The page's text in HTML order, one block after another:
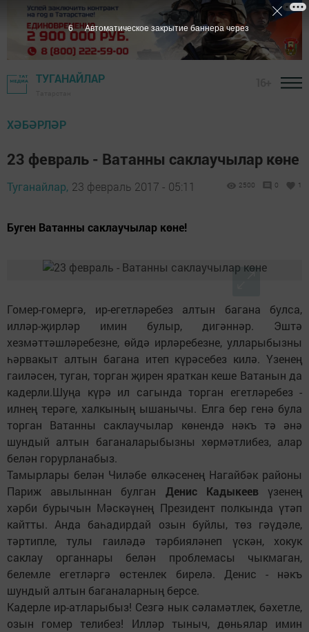
ТУГАНАЙЛАР
ХӘБӘРЛӘР
23 февраль - Ватанны саклаучылар көне
Туганайлар, 23 февраль 2017 - 05:11 2500 0 1
Буген Ватанны саклаучылар көне!
Гомер-гомергә, ир-егетләребез алтын багана булса,
илләр-җирләр имин булыр, дигәннәр. Эштә
хезмәттәшләребезне, өйдә ирләребезне, улларыбызны
һәрвакыт алтын багана итеп күрәсебез килә. Үзенең
гаиләсен, туган, торган җирен яраткан кеше Ватанын да
кадерли.Шуңа күрә ил сагында торган егетләребез -
илнең терәге, халкының ышанычы. Елга бер генә була
торган Ватанны саклаучылар көнендә нәкъ тә әнә
шундый алтын баганаларыбызны хөрмәтлибез, алар
белән горурланабыз.
Тамырлары белән Чиләбе өлкәсенең Нагайбәк районы
Париж авылыннан булган Денис Кадыкеевүзенең
хәрби бурычын Мәскәүнең Президент полкында үтәп
кайтты. Анда баһадирдай озын буйлы, төз гәүдәле,
тәртипле, тулы гаиләдә тәрбияләнеп үскән, хокук
саклау органнары белән проблемасы чыкмаган,
белемле егетләргә өстенлек бирелә. Денис - нәкъ
шундый алтын баганаларның берсе.
Кадерле ир-атларыбыз! Сезгә нык сәламәтлек, бәхетле,
озын гомер телибез! Илләр тыныч, дөньялар имин
5 Автоматическое закрытие баннера через